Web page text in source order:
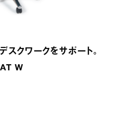
スクワークをサポート。
W